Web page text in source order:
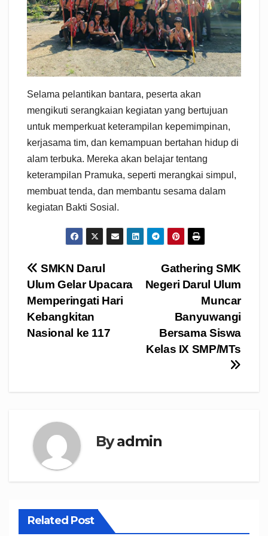
Selama pelantikan bantara, peserta akan
mengikuti serangkaian kegiatan yang bertujuan
untuk memperkuat keterampilan kepemimpinan,
kerjasama tim, dan kemampuan bertahan hidup di
alam terbuka. Mereka akan belajar tentang
keterampilan Pramuka, seperti merangkai simpul,
membuat tenda, dan membantu sesama dalam
kegiatan Bakti Sosial.
Navigasi
pos
Gathering SMK
Negeri Darul Ulum
Muncar
Banyuwangi
Bersama Siswa
Kelas IX SMP/MTs
SMKN Darul
Ulum Gelar Upacara
Memperingati Hari
Kebangkitan
Nasional ke 117
Byadmin
Related Post